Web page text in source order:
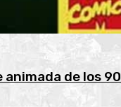
de los 90